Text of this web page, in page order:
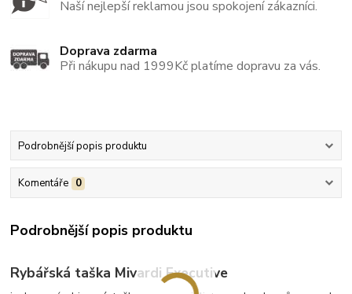
Naší nejlepší reklamou jsou spokojení zákazníci.
Doprava zdarma
Při nákupu nad 1999Kč platíme dopravu za vás.
Podrobnější popis produktu
Komentáře 0
Podrobnější popis produktu
Rybářská taška Mivardi Executive